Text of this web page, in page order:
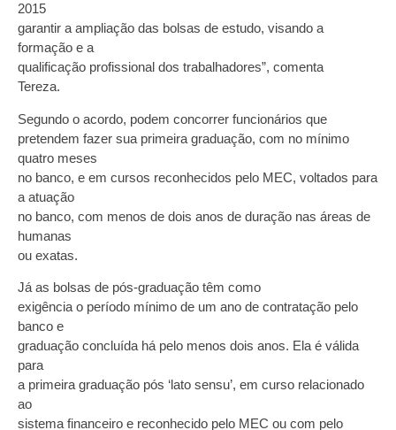
2015
garantir a ampliação das bolsas de estudo, visando a
formação e a
qualificação profissional dos trabalhadores”, comenta
Tereza.
Segundo o acordo, podem concorrer funcionários que
pretendem fazer sua primeira graduação, com no mínimo
quatro meses
no banco, e em cursos reconhecidos pelo MEC, voltados para
a atuação
no banco, com menos de dois anos de duração nas áreas de
humanas
ou exatas.
Já as bolsas de pós-graduação têm como
exigência o período mínimo de um ano de contratação pelo
banco e
graduação concluída há pelo menos dois anos. Ela é válida
para
a primeira graduação pós ‘lato sensu’, em curso relacionado
ao
sistema financeiro e reconhecido pelo MEC ou com pelo